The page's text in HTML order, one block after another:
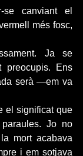
se canviant el
més fosc,
Ja se
preocupis. Ens
serà —em va
el significat que
Jo no
mort acabava
i em sotjava